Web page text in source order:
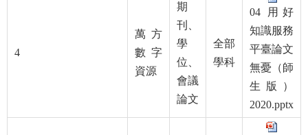
4
萬方
數字
資源
期
刊、
學
位、
會議
論文
全部
學科
04 用好
知識服務
平臺論文
無憂（師
生版）
2020.pptx